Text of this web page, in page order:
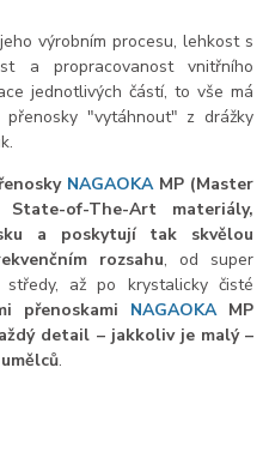
výrobním procesu, lehkost s
a propracovanost vnitřního
jednotlivých částí, to vše má
"vytáhnout" z drážky
NAGAOKA MP (Master
State-of-The-Art materiály,
a poskytují tak skvělou
rozsahu, od super
až po krystalicky čisté
přenoskami NAGAOKA MP
detail – jakkoliv je malý –
.